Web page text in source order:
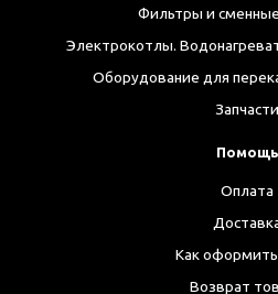
Фильтры и
Электрокотлы.
Оборудование для
Запчасти
Помощь
Оплата
Как оформить
Возврат